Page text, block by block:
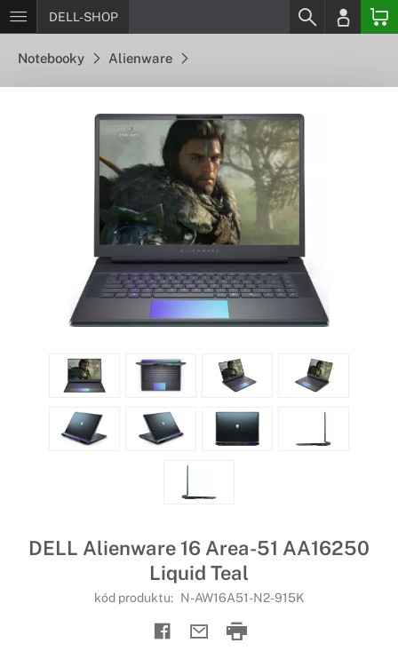
DELL-SHOP
Notebooky Alienware
DELL Alienware 16 Area-51 AA16250
Liquid Teal
kód produktu: N-AW16A51-N2-915K